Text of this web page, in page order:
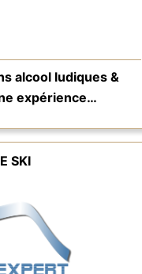
alcool ludiques &
expérience…
SKI